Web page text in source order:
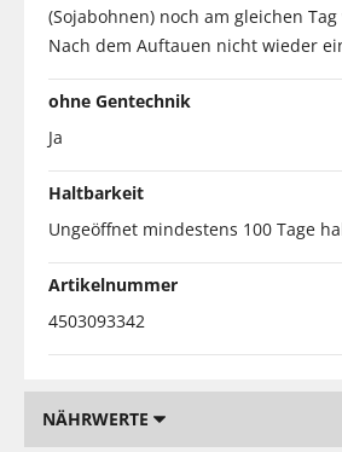
(Sojabohnen) noch am gleichen
Nach dem Auftauen nicht wieder
ohne Gentechnik
Ja
Haltbarkeit
Ungeöffnet mindestens 100 Tage
Artikelnummer
4503093342
NÄHRWERTE